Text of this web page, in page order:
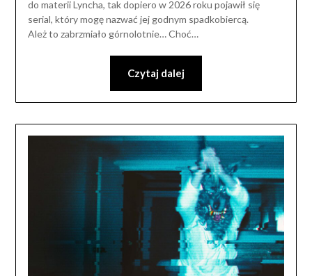
do materii Lyncha, tak dopiero w 2026 roku pojawił się
serial, który mogę nazwać jej godnym spadkobiercą.
Ależ to zabrzmiało górnolotnie… Choć…
Czytaj dalej